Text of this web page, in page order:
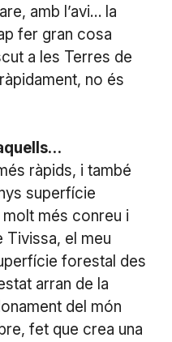
amb l’avi… la
fer gran cosa
a les Terres de
no és
ràpids, i també
superfície
més conreu i
Tivissa, el meu
forestal des
arran de la
del món
fet que crea una